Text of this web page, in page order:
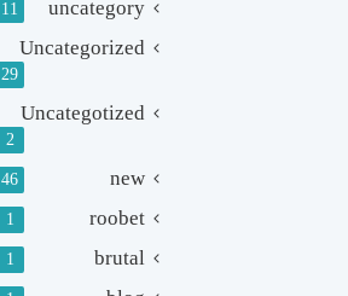
11
Uncategorized
29
Uncategotized
2
new
46
roobet
1
brutal
1